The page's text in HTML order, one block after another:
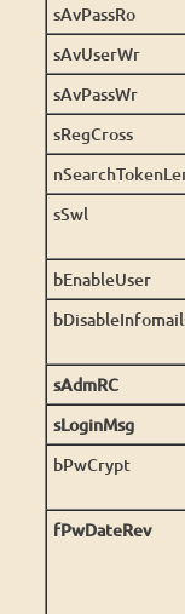
sAvPassRo
sAvUserWr
sAvPassWr
sRegCross
sSwl
bEnableUser
sAdmRC
sLoginMsg
bPwCrypt
fPwDateRev